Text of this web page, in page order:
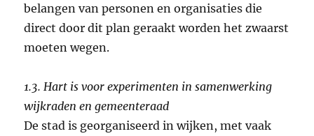
belangen van personen en organisaties die
direct door dit plan geraakt worden het zwaarst
moeten wegen.
1.3. Hart is voor experimenten in samenwerking
wijkraden en gemeenteraad
De stad is georganiseerd in wijken, met vaak